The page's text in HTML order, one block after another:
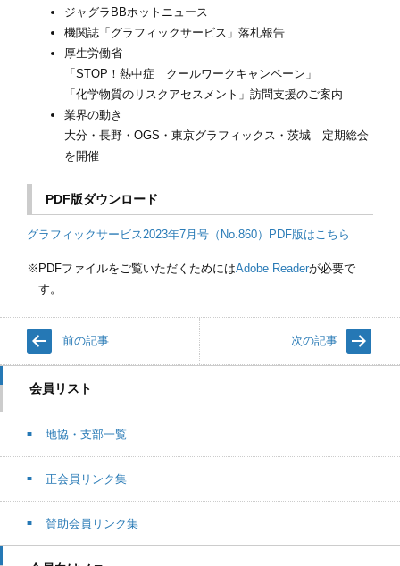
ジャグラBBホットニュース
機関誌「グラフィックサービス」落札報告
厚生労働省
「STOP！熱中症 クールワークキャンペーン」
「化学物質のリスクアセスメント」訪問支援のご案内
業界の動き
大分・長野・OGS・東京グラフィックス・茨城 定期総会
を開催
PDF版ダウンロード
グラフィックサービス2023年7月号（No.860）PDF版はこちら
PDFファイルをご覧いただくためにはAdobe Readerが必要で
す。
前の記事 次の記事
会員リスト
地協・支部一覧
正会員リンク集
賛助会員リンク集